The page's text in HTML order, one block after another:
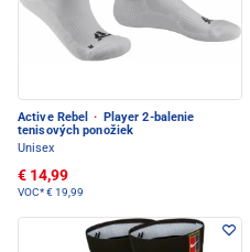
Active Rebel · Player 2-balenie
tenisových ponožiek
Unisex
€ 14,99
VOC*€ 19,99